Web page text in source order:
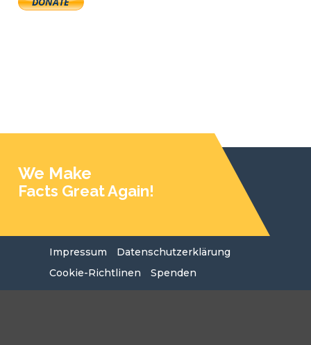
We Make
Facts Great Again!
Impressum
Datenschutzerklärung
Cookie-Richtlinen
Spenden